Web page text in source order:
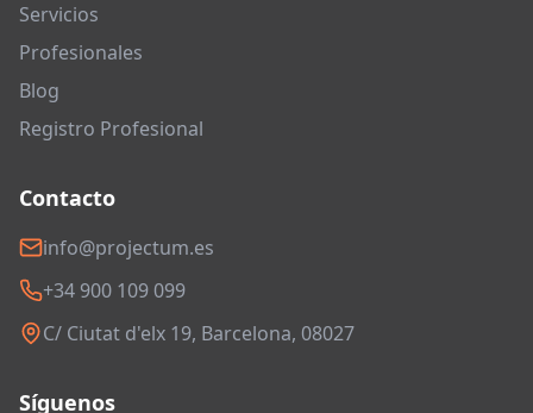
Servicios
Profesionales
Blog
Registro Profesional
Contacto
info@projectum.es
+34 900 109 099
C/ Ciutat d'elx 19, Barcelona, 08027
Síguenos